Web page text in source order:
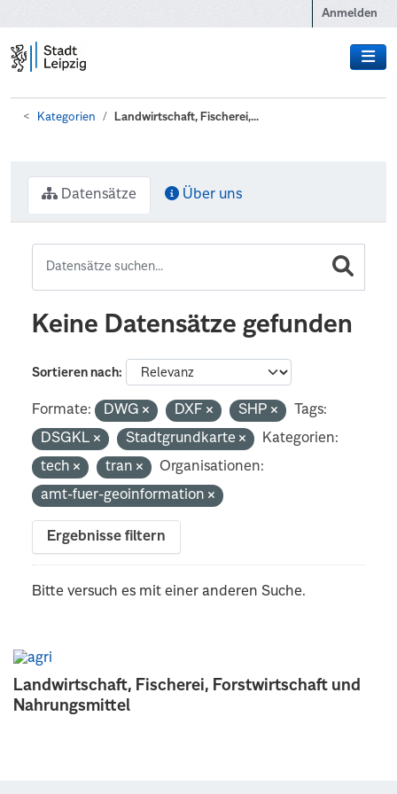
Anmelden
Kategorien Landwirtschaft, Fischerei,...
Landwirtschaft, Fischerei, Forstwirtschaft und
Nahrungsmittel
Datensätze Über uns
Keine Datensätze gefunden
Sortieren nach
Formate: DWG DXF SHP
Tags:
DSGKL
Stadtgrundkarte
Kategorien:
tech
tran
Organisationen:
amt-fuer-geoinformation
Ergebnisse filtern
Bitte versuch es mit einer anderen Suche.